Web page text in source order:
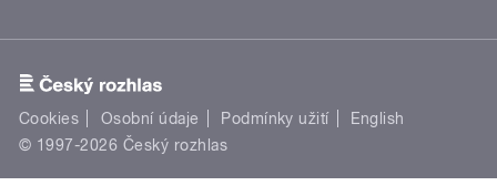
Cookies Osobní údaje Podmínky užití
English
© 1997-2026 Český rozhlas